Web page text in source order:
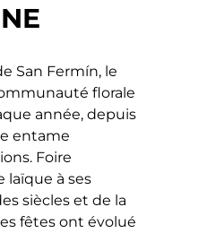
San Fermín, le
florale
année, depuis
entame
Foire
laïque à ses
siècles et de la
fêtes ont évolué